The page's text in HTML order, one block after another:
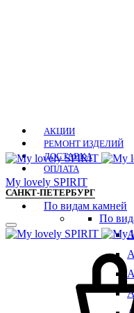
АКЦИИ
РЕМОНТ ИЗДЕЛИЙ
ДОСТАВКА
ОПЛАТА
САНКТ-ПЕТЕРБУРГ
Мy lovely SPIRIT
По видам камней
По